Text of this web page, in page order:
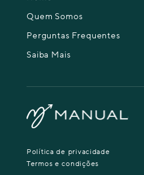
Quem Somos
Perguntas Frequentes
Saiba Mais
Política de privacidade
Termos e condições